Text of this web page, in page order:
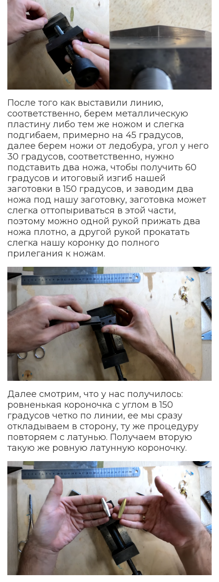
После того как выставили линию,
соответственно, берем металлическую
пластину либо тем же ножом и слегка
подгибаем, примерно на 45 градусов,
далее берем ножи от ледобура, угол у него
30 градусов, соответственно, нужно
подставить два ножа, чтобы получить 60
градусов и итоговый изгиб нашей
заготовки в 150 градусов, и заводим два
ножа под нашу заготовку, заготовка может
слегка оттопыриваться в этой части,
поэтому можно одной рукой прижать два
ножа плотно, а другой рукой прокатать
слегка нашу коронку до полного
прилегания к ножам.
Далее смотрим, что у нас получилось:
ровненькая короночка с углом в 150
градусов четко по линии, ее мы сразу
откладываем в сторону, ту же процедуру
повторяем с латунью. Получаем вторую
такую же ровную латунную короночку.